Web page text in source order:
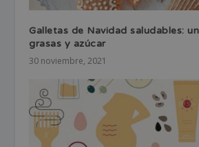
Galletas de Navidad saludables:
grasas y azúcar
30 noviembre, 2021